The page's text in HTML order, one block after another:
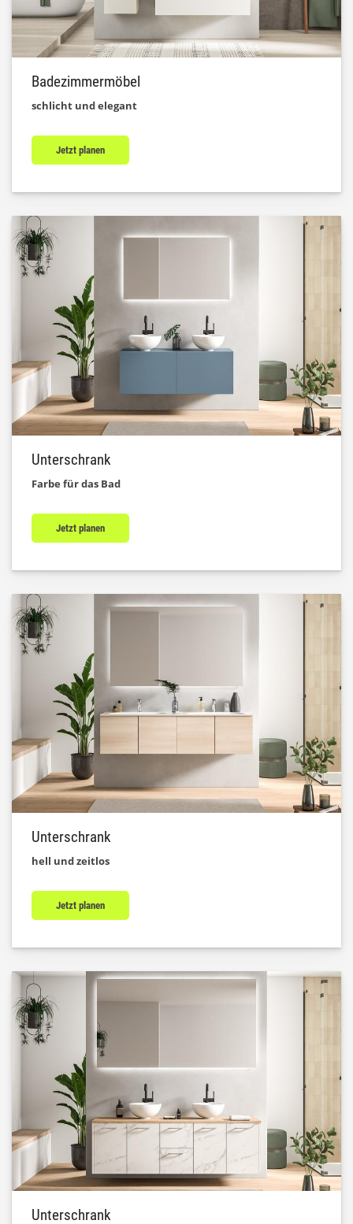
Badezimmermöbel
schlicht und elegant
Jetzt planen
Unterschrank
Farbe für das Bad
Jetzt planen
Unterschrank
hell und zeitlos
Jetzt planen
Unterschrank